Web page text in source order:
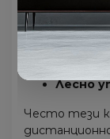
помещението
Лесно
Често тези